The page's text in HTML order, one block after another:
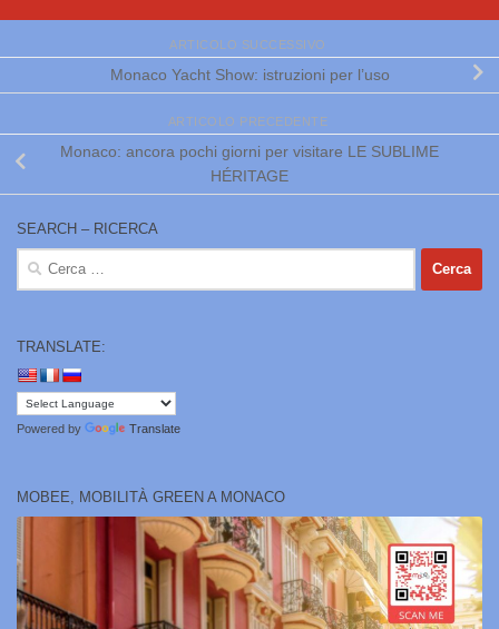
ARTICOLO SUCCESSIVO
Monaco Yacht Show: istruzioni per l’uso
ARTICOLO PRECEDENTE
Monaco: ancora pochi giorni per visitare LE SUBLIME
HÉRITAGE
SEARCH – RICERCA
Ricerca
TRANSLATE:
Powered by Translate
MOBEE, MOBILITÀ GREEN A MONACO